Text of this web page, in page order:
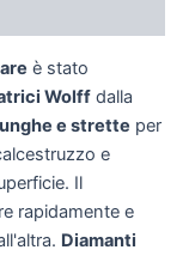
è stato
Wolff dalla
e strette per
e
Il
rapidamente e
Diamanti